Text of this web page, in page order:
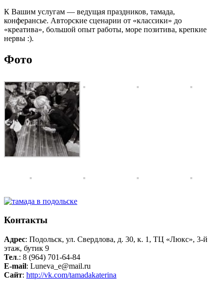
К Вашим услугам — ведущая праздников, тамада,
конферансье. Авторские сценарии от «классики» до
«креатива», большой опыт работы, море позитива, крепкие
нервы :).
Фото
Контакты
Адрес: Подольск, ул. Свердлова, д. 30, к. 1, ТЦ «Люкс», 3-й
этаж, бутик 9
Тел.: 8 (964) 701-64-84
E-mail: Luneva_e@mail.ru
Сайт: http://vk.com/tamadakaterina